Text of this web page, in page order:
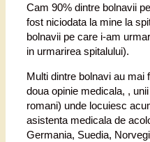
Cam 90% dintre bolnavii
fost niciodata la mine la
bolnavii pe care i-am
in urmarirea spitalului).
Multi dintre bolnavi au
doua opinie medicala, ,
romani) unde locuiesc
asistenta medicala de
Germania, Suedia,